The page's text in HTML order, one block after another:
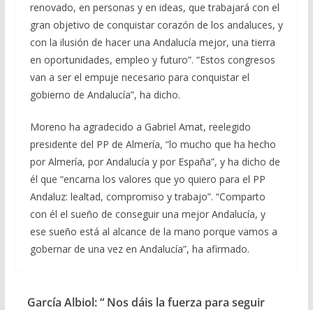
renovado, en personas y en ideas, que trabajará con el
gran objetivo de conquistar corazón de los andaluces, y
con la ilusión de hacer una Andalucía mejor, una tierra
en oportunidades, empleo y futuro”. “Estos congresos
van a ser el empuje necesario para conquistar el
gobierno de Andalucía”, ha dicho.
Moreno ha agradecido a Gabriel Amat, reelegido
presidente del PP de Almería, “lo mucho que ha hecho
por Almería, por Andalucía y por España”, y ha dicho de
él que “encarna los valores que yo quiero para el PP
Andaluz: lealtad, compromiso y trabajo”. “Comparto
con él el sueño de conseguir una mejor Andalucía, y
ese sueño está al alcance de la mano porque vamos a
gobernar de una vez en Andalucía”, ha afirmado.
García Albiol: “ Nos dáis la fuerza para seguir